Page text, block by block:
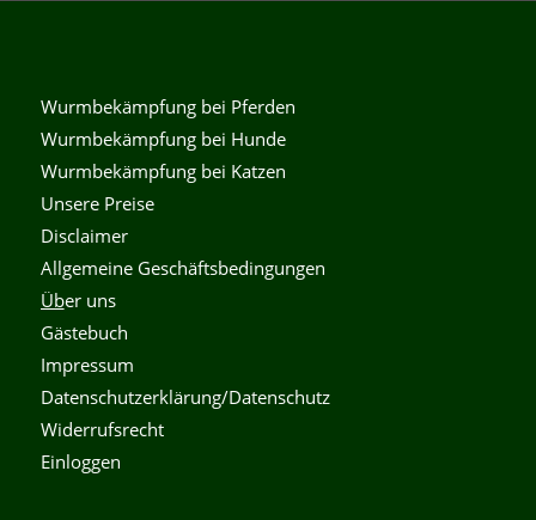
Wurmbekämpfung bei Pferden
Wurmbekämpfung bei Hunde
Wurmbekämpfung bei Katzen
Unsere Preise
Disclaimer
Allgemeine Geschäftsbedingungen
Über uns
Gästebuch
Impressum
Datenschutzerklärung/Datenschutz
Widerrufsrecht
Einloggen